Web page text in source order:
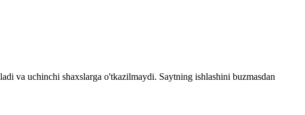
va uchinchi shaxslarga o'tkazilmaydi. Saytning ishlashini buzmasdan